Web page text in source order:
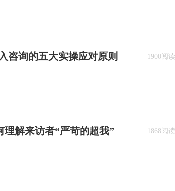
咨询的五大实操应对原则 1900阅读
理解来访者“严苛的超我” 1868阅读